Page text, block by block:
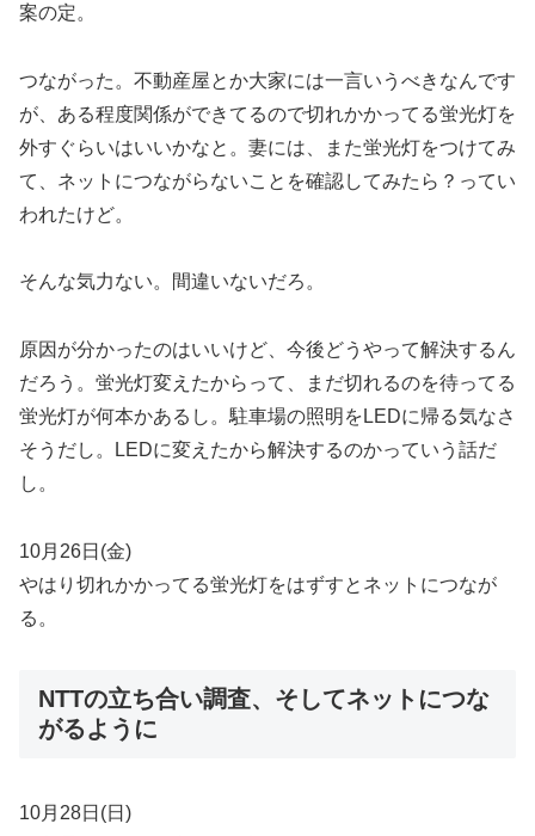
案の定。
つながった。不動産屋とか大家には一言いうべきなんです
が、ある程度関係ができてるので切れかかってる蛍光灯を
外すぐらいはいいかなと。妻には、また蛍光灯をつけてみ
て、ネットにつながらないことを確認してみたら？ってい
われたけど。
そんな気力ない。間違いないだろ。
原因が分かったのはいいけど、今後どうやって解決するん
だろう。蛍光灯変えたからって、まだ切れるのを待ってる
蛍光灯が何本かあるし。駐車場の照明をLEDに帰る気なさ
そうだし。LEDに変えたから解決するのかっていう話だ
し。
10月26日(金)
やはり切れかかってる蛍光灯をはずすとネットにつなが
る。
NTTの立ち合い調査、そしてネットにつな
がるように
10月28日(日)